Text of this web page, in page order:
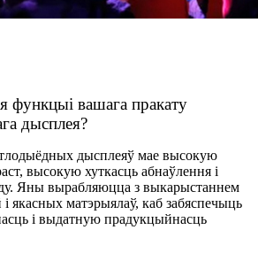
функцыі вашага пракату
дысплея?
дысплеяў мае высокую
высокую хуткасць абнаўлення і
Яны вырабляюцца з выкарыстаннем
і якасных матэрыялаў, каб забяспечыць
і выдатную прадукцыйнасць